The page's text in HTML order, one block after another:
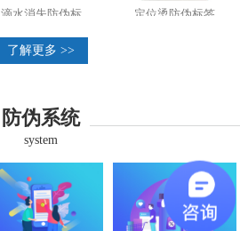
滴水消失防伪标 定位烫防伪标签
了解更多 >>
防伪系统
system